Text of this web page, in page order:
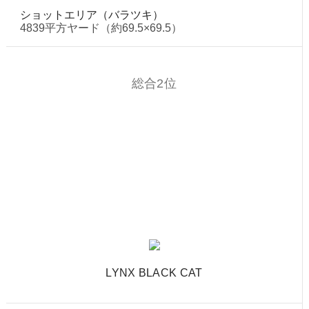
ショットエリア（バラツキ）
4839平方ヤード（約69.5×69.5）
総合2位
LYNX BLACK CAT